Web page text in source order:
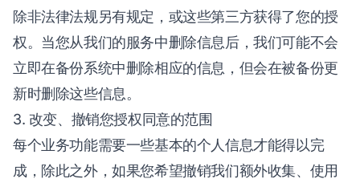
除非法律法规另有规定，或这些第三方获得了您的授
权。当您从我们的服务中删除信息后，我们可能不会
立即在备份系统中删除相应的信息，但会在被备份更
新时删除这些信息。
3. 改变、撤销您授权同意的范围
每个业务功能需要一些基本的个人信息才能得以完
成，除此之外，如果您希望撤销我们额外收集、使用